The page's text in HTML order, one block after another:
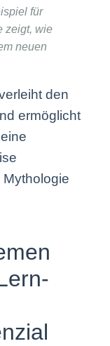
für
zeigt, wie
neuen
den
ermöglicht